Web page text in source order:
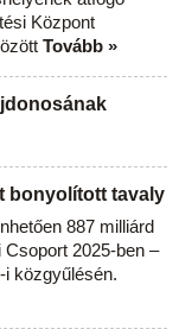
Központ
Tovább »
bonyolított tavaly
887 milliárd
2025-ben –
i közgyűlésén.